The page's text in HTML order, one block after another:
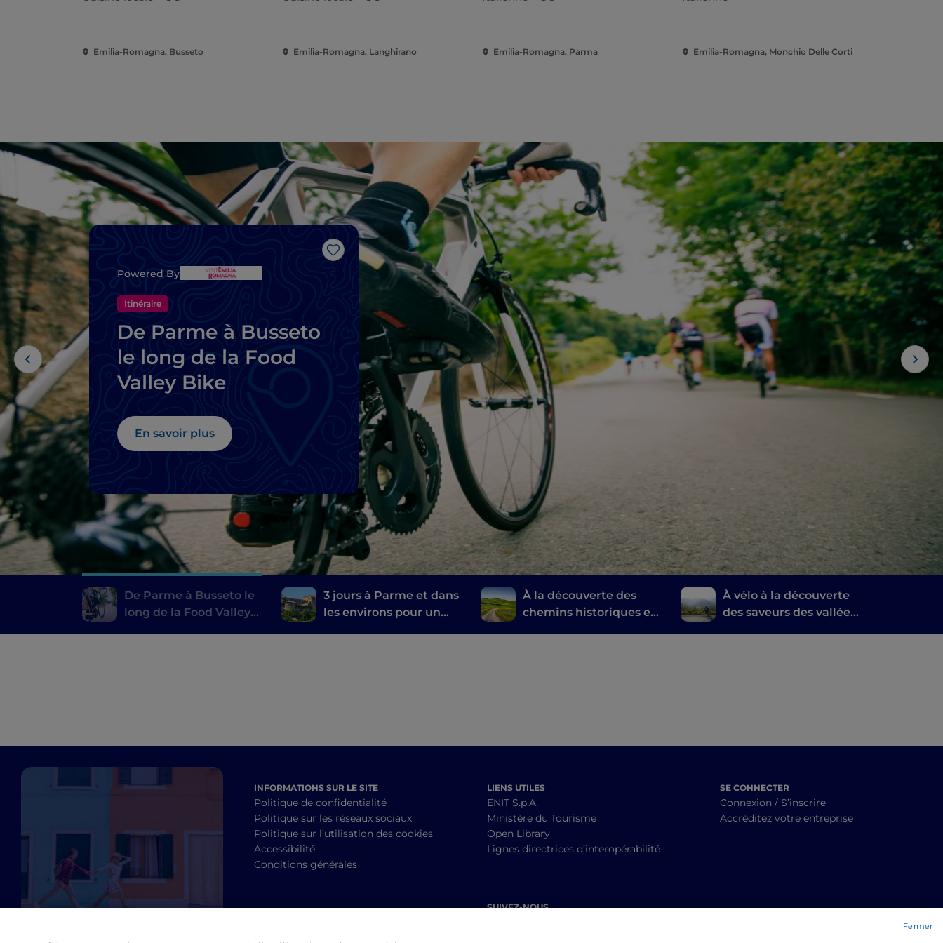
Emilia-Romagna, Busseto Emilia-Romagna, Langhirano Emilia-Romagna, Parma Emilia-Romagna, Monchio Delle Corti
J’aime
Powered By
Itinéraire
De Parme à Busseto
le long de la Food
Valley Bike
En savoir plus
De Parme à Busseto le
long de la Food Valley
3 jours à Parme et dans
les environs pour un
À la découverte des
chemins historiques en
À vélo à la découverte
des saveurs des vallées
INFORMATIONS SUR LE SITE
Politique de confidentialité
Politique sur les réseaux sociaux
Politique sur l’utilisation des cookies
Accessibilité
Conditions générales
LIENS UTILES
ENIT S.p.A.
Ministère du Tourisme
Open Library
Lignes directrices d’interopérabilité
SUIVEZ-NOUS
SE CONNECTER
Connexion / S’inscrire
Accréditez votre entreprise
Fermer